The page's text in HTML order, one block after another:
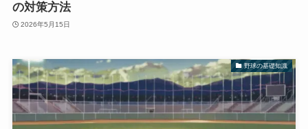
の対策方法
2026年5月15日
野球の基礎知識